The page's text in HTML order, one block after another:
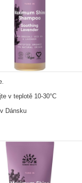
v teplotě 10-30°C
Dánsku